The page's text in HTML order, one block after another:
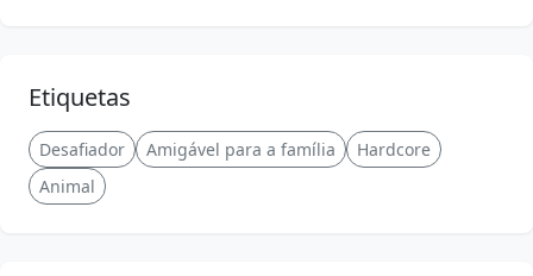
Etiquetas
Desafiador Amigável para a família
Hardcore
Animal